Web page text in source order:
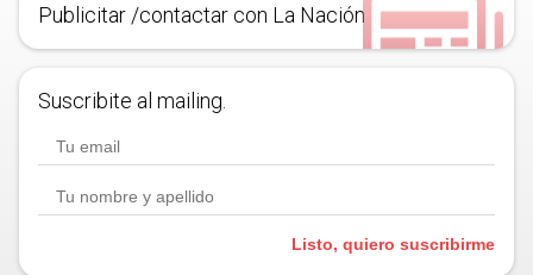
Publicitar /contactar con La Nación
Suscribite al mailing.
Listo, quiero suscribirme